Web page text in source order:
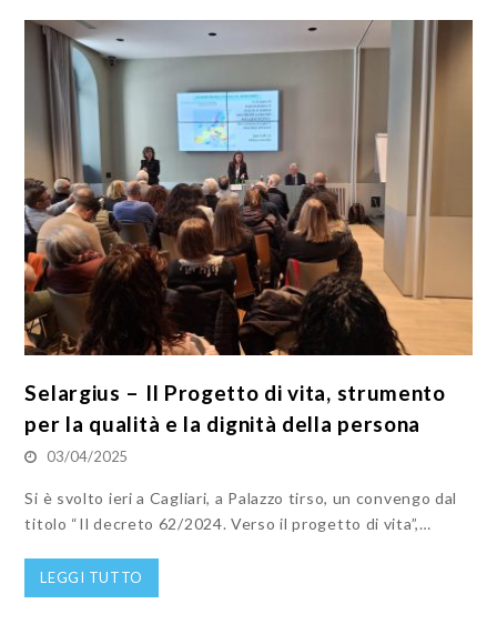
Selargius – Il Progetto di vita, strumento
per la qualità e la dignità della persona
03/04/2025
Si è svolto ieri a Cagliari, a Palazzo tirso, un convengo dal
titolo “Il decreto 62/2024. Verso il progetto di vita”,…
LEGGI TUTTO